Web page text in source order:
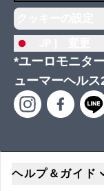
*ユーロモニタ
ューマーヘル
ヘルプ＆ガイド